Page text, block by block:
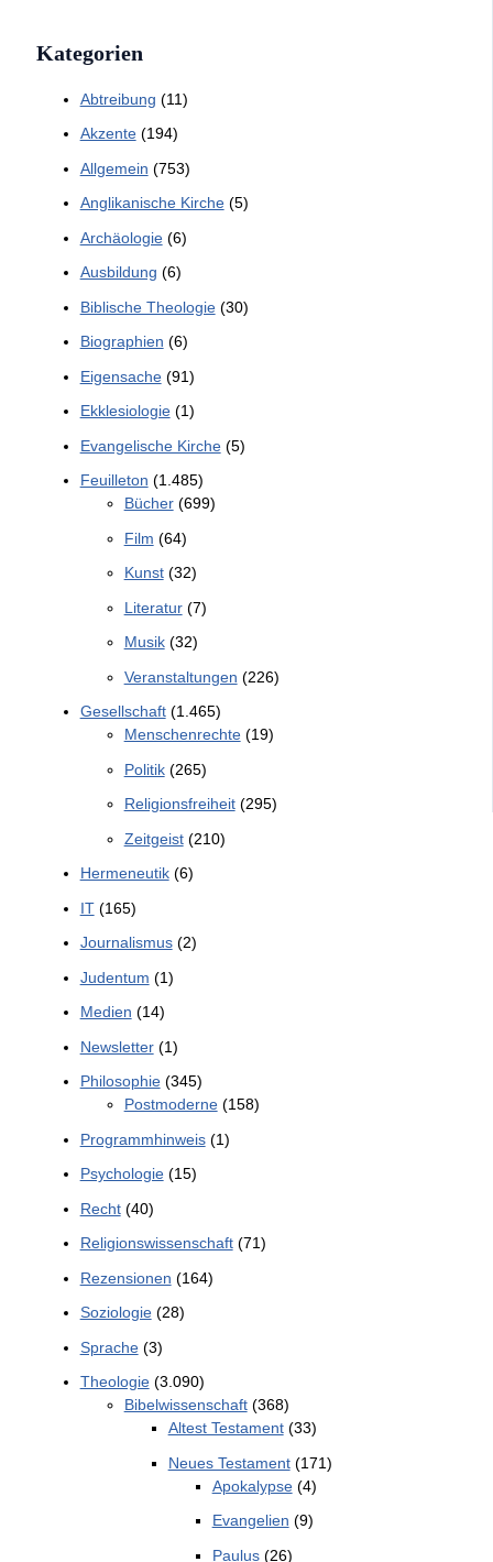
Kategorien
Abtreibung (11)
Akzente(194)
Allgemein (753)
Anglikanische Kirche(5)
Archäologie(6)
Ausbildung (6)
Biblische Theologie(30)
Biographien (6)
Eigensache(91)
Ekklesiologie(1)
Evangelische Kirche(5)
Feuilleton (1.485)
Bücher(699)
Film (64)
Kunst(32)
Literatur(7)
Musik(32)
Veranstaltungen (226)
Gesellschaft(1.465)
Menschenrechte(19)
Politik(265)
Religionsfreiheit(295)
Zeitgeist(210)
Hermeneutik(6)
IT(165)
Journalismus(2)
Judentum (1)
Medien (14)
Newsletter(1)
Philosophie(345)
Postmoderne(158)
Programmhinweis(1)
Psychologie(15)
Recht(40)
Religionswissenschaft(71)
Rezensionen (164)
Soziologie(28)
Sprache(3)
Theologie(3.090)
Bibelwissenschaft(368)
Altest Testament(33)
Neues Testament(171)
Apokalypse(4)
Evangelien (9)
Paulus(26)